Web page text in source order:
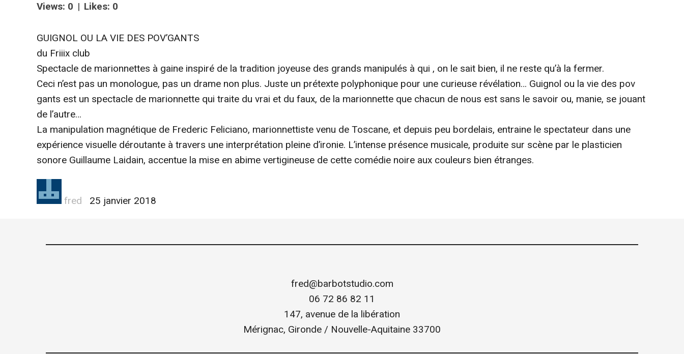
Views: 0 | Likes: 0
GUIGNOL OU LA VIE DES POV’GANTS
du Friiix club
Spectacle de marionnettes à gaine inspiré de la tradition joyeuse des grands manipulés à qui , on le sait bien, il ne reste qu’à la fermer.
Ceci n’est pas un monologue, pas un drame non plus. Juste un prétexte polyphonique pour une curieuse révélation… Guignol ou la vie des pov
gants est un spectacle de marionnette qui traite du vrai et du faux, de la marionnette que chacun de nous est sans le savoir ou, manie, se jouant
de l’autre…
La manipulation magnétique de Frederic Feliciano, marionnettiste venu de Toscane, et depuis peu bordelais, entraine le spectateur dans une
expérience visuelle déroutante à travers une interprétation pleine d’ironie. L’intense présence musicale, produite sur scène par le plasticien
sonore Guillaume Laidain, accentue la mise en abime vertigineuse de cette comédie noire aux couleurs bien étranges.
fred
25 janvier 2018
fred@barbotstudio.com
06 72 86 82 11
147, avenue de la libération
Mérignac, Gironde / Nouvelle-Aquitaine 33700